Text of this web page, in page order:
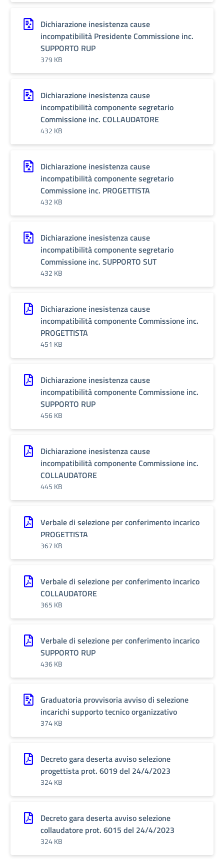
Dichiarazione inesistenza cause
incompatibilità Presidente Commissione inc.
SUPPORTO RUP
379 KB
Dichiarazione inesistenza cause
incompatibilità componente segretario
Commissione inc. COLLAUDATORE
432 KB
Dichiarazione inesistenza cause
incompatibilità componente segretario
Commissione inc. PROGETTISTA
432 KB
Dichiarazione inesistenza cause
incompatibilità componente segretario
Commissione inc. SUPPORTO SUT
432 KB
Dichiarazione inesistenza cause
incompatibilità componente Commissione inc.
PROGETTISTA
451 KB
Dichiarazione inesistenza cause
incompatibilità componente Commissione inc.
SUPPORTO RUP
456 KB
Dichiarazione inesistenza cause
incompatibilità componente Commissione inc.
COLLAUDATORE
445 KB
Verbale di selezione per conferimento incarico
PROGETTISTA
367 KB
Verbale di selezione per conferimento incarico
COLLAUDATORE
365 KB
Verbale di selezione per conferimento incarico
SUPPORTO RUP
436 KB
Graduatoria provvisoria avviso di selezione
incarichi supporto tecnico organizzativo
374 KB
Decreto gara deserta avviso selezione
progettista prot. 6019 del 24/4/2023
324 KB
Decreto gara deserta avviso selezione
collaudatore prot. 6015 del 24/4/2023
324 KB